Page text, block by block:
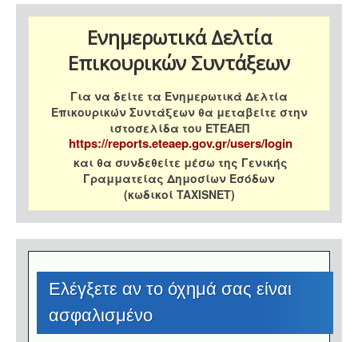
Ενημερωτικά Δελτία
Επικουρικών Συντάξεων
Για να δείτε τα Ενημερωτικά Δελτία
Επικουρικών Συντάξεων θα μεταβείτε στην
ιστοσελίδα του ΕΤΕΑΕΠ
https://reports.eteaep.gov.gr/users/login
και θα συνδεθείτε μέσω της Γενικής
Γραμματείας Δημοσίων Εσόδων
(κωδικοί TAXISNET)
Eλέγξετε αν το όχημά σας είναι
ασφαλισμένο